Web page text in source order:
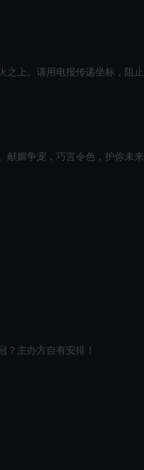
之上。请用电报传递坐标，阻
媚争宠，巧言令色，护你未来
主办方自有安排！